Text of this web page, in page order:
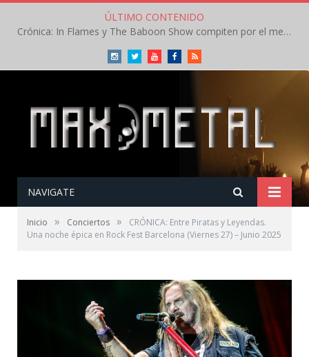
ÚLTIMO CONTENIDO
Crónica: Arch Enemy brilla en la segunda jornada del Leyendas del Rock – Jueves – Agosto 2026
InstagramTwitterYoutubeFacebookRSS
NAVIGATE
Inicio » Conciertos »
CRÓNICA: Entre Piratas y Leyendas.
Una noche épica en Rock Fest Barcelona (Viernes 27) – Junio 2025